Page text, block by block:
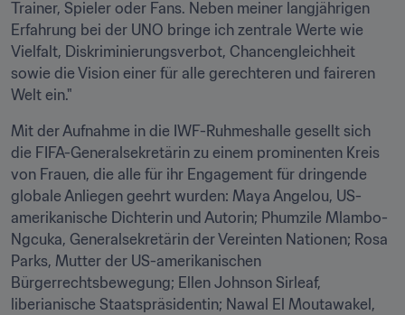
Trainer, Spieler oder Fans. Neben meiner langjährigen
Erfahrung bei der UNO bringe ich zentrale Werte wie
Vielfalt, Diskriminierungsverbot, Chancengleichheit
sowie die Vision einer für alle gerechteren und faireren
Welt ein."
Mit der Aufnahme in die IWF-Ruhmeshalle gesellt sich
die FIFA-Generalsekretärin zu einem prominenten Kreis
von Frauen, die alle für ihr Engagement für dringende
globale Anliegen geehrt wurden: Maya Angelou, US-
amerikanische Dichterin und Autorin; Phumzile Mlambo-
Ngcuka, Generalsekretärin der Vereinten Nationen; Rosa
Parks, Mutter der US-amerikanischen
Bürgerrechtsbewegung; Ellen Johnson Sirleaf,
liberianische Staatspräsidentin; Nawal El Moutawakel,